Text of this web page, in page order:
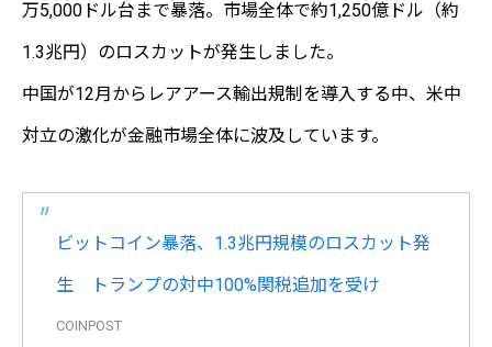
万5,000ドル台まで暴落。市場全体で約1,250億ドル（約
1.3兆円）のロスカットが発生しました。
中国が12月からレアアース輸出規制を導入する中、米中
対立の激化が金融市場全体に波及しています。
ビットコイン暴落、1.3兆円規模のロスカット発
生 トランプの対中100%関税追加を受け
COINPOST